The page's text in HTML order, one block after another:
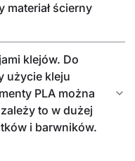
materiał ścierny
klejów. Do
użycie kleju
PLA można
to w dużej
i barwników.